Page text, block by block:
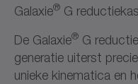
Galaxie® G
De Galaxie® G
generatie uiterst
unieke kinematica en